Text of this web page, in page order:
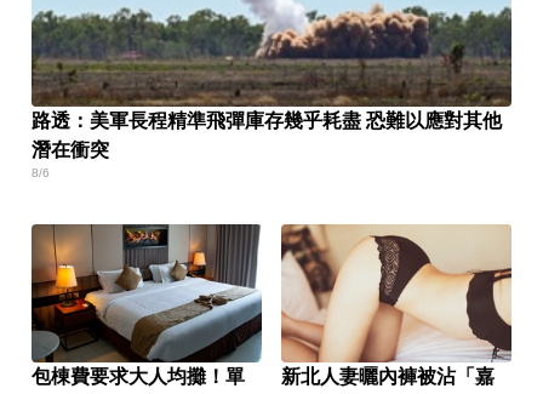
路透：美軍長程精準飛彈庫存幾乎耗盡 恐難以應對其他
潛在衝突
8/6
包棟費要求大人均攤！單
新北人妻曬內褲被沾「嘉